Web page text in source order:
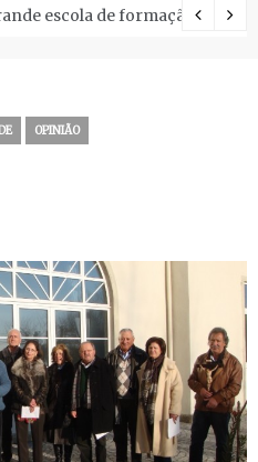
escola de formação.
OPINIÃO